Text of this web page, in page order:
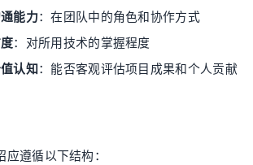
能力：在团队中的角色和协作方式
：对所用技术的掌握程度
认知：能否客观评估项目成果和个人贡献
遵循以下结构：